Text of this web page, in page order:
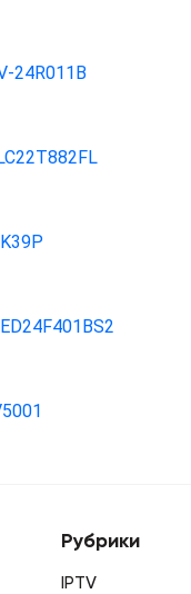
24R011B
Рубрики
IPTV